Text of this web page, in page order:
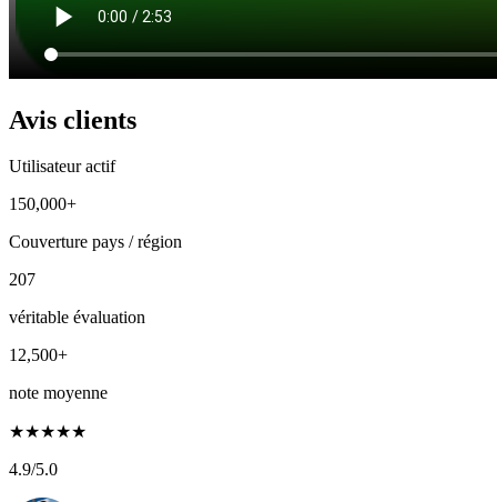
Avis clients
Utilisateur actif
150,000+
Couverture pays / région
207
véritable évaluation
12,500+
note moyenne
★★★★★
4.9/5.0